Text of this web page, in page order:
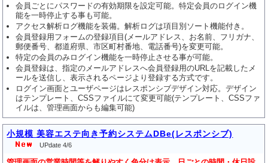
会員ごとにパスワードの有効期限を設定可能。特定会員のログイン機
能を一時停止する事も可能。
アクセス解析ログ機能を装備。解析ログは項目別ソート機能付き。
会員登録用フォームの登録項目(メールアドレス、お名前、フリガナ、
郵便番号、都道府県、市区町村番地、電話番号)を変更可能。
特定の会員のみログイン機能を一時停止させる事が可能。
会員登録は、指定のメールアドレスへ会員登録用のURLを記載したメ
ールを送信し、表示されるページより登録する方式です。
ログイン画面とユーザページはレスポンシブデザイン対応。デザイン
はテンプレート、CSSファイルにて変更可能(テンプレート、CSSファ
イルは、管理画面からも編集可能)
小規模 美容エステ向き予約システムDBe(レスポンシブ)
UPdate 4/6